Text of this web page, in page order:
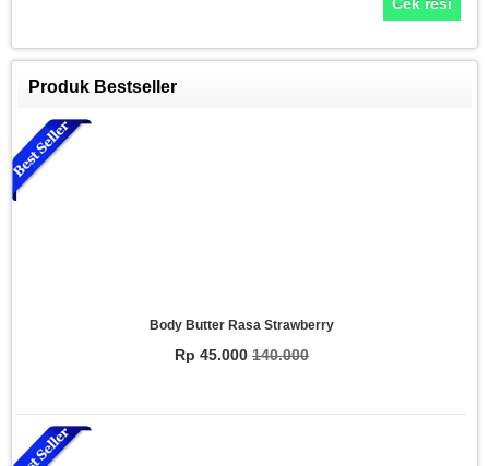
Produk Bestseller
Body Butter Rasa Strawberry
Rp 45.000 140.000